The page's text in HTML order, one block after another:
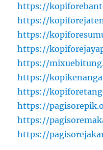
https://
https://
https://
https://
https://
https://
https://
https://
https://
https://